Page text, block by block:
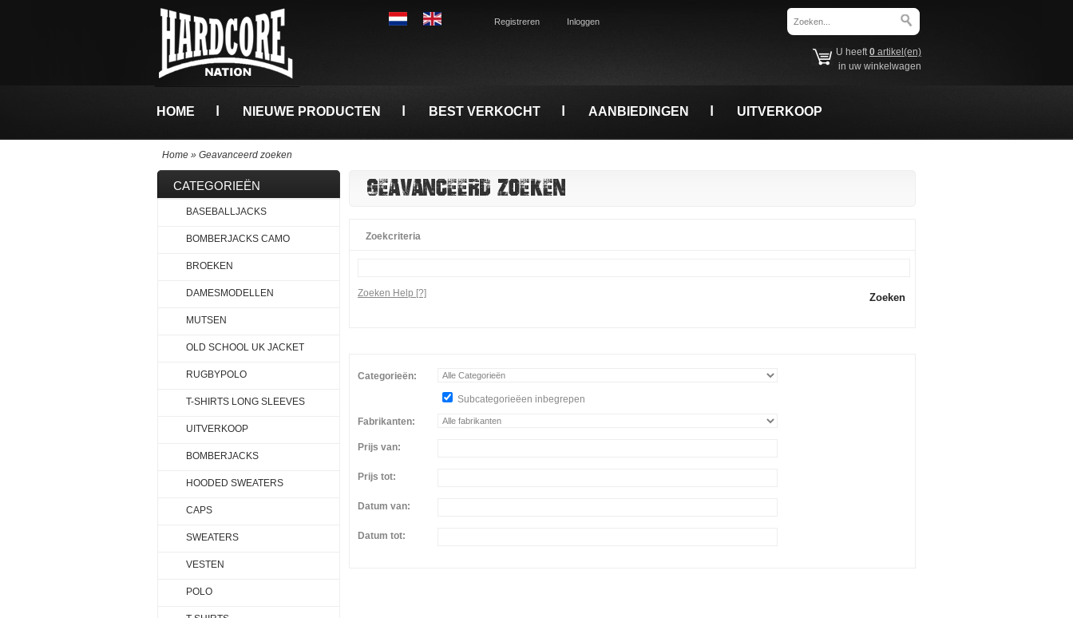
Registreren Inloggen
U heeft0 artikel(en)
in uw winkelwagen
HOME NIEUWE PRODUCTEN BEST VERKOCHT AANBIEDINGEN UITVERKOOP
Home » Geavanceerd zoeken
GEAVANCEERD ZOEKEN
Zoekcriteria
Zoeken Help [?] Zoeken
Categorieën:
Subcategorieëen inbegrepen
Fabrikanten:
Prijs van:
Prijs tot:
Datum van:
Datum tot:
CATEGORIEËN
BASEBALLJACKS
BOMBERJACKS CAMO
BROEKEN
DAMESMODELLEN
MUTSEN
OLD SCHOOL UK JACKET
RUGBYPOLO
T-SHIRTS LONG SLEEVES
UITVERKOOP
BOMBERJACKS
HOODED SWEATERS
CAPS
SWEATERS
VESTEN
POLO